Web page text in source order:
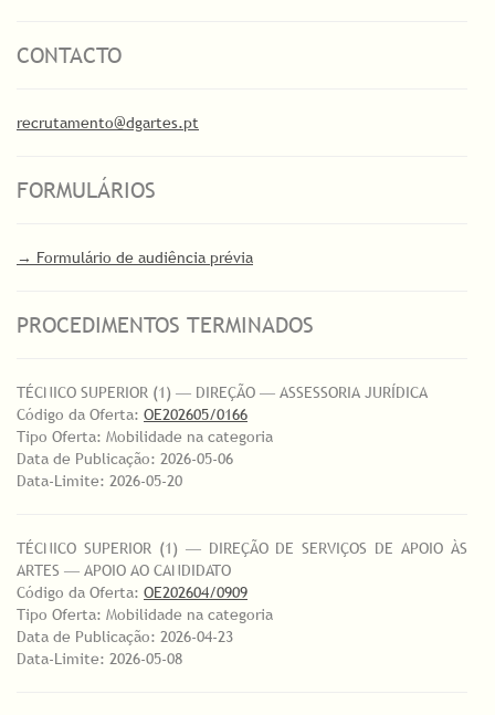
CONTACTO
recrutamento@dgartes.pt
FORMULÁRIOS
→ Formulário de audiência prévia
PROCEDIMENTOS TERMINADOS
TÉCNICO SUPERIOR (1) ― DIREÇÃO ― ASSESSORIA JURÍDICA
Código da Oferta: OE202605/0166
Tipo Oferta: Mobilidade na categoria
Data de Publicação: 2026-05-06
Data-Limite: 2026-05-20
TÉCNICO SUPERIOR (1) ― DIREÇÃO DE SERVIÇOS DE APOIO ÀS
ARTES ― APOIO AO CANDIDATO
Código da Oferta: OE202604/0909
Tipo Oferta: Mobilidade na categoria
Data de Publicação: 2026-04-23
Data-Limite: 2026-05-08